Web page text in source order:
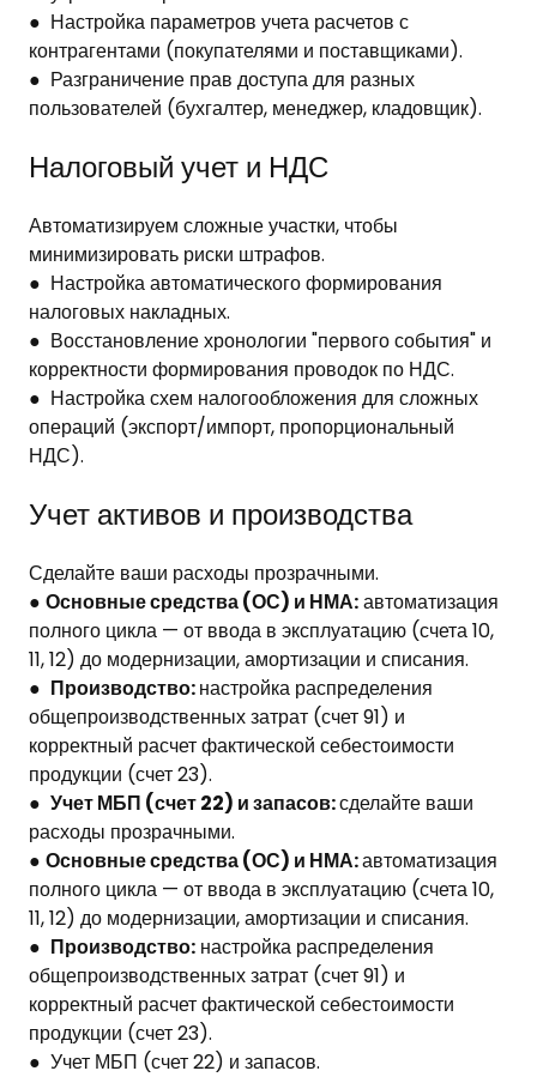
● Настройка параметров учета расчетов с
контрагентами (покупателями и поставщиками).
● Разграничение прав доступа для разных
пользователей (бухгалтер, менеджер, кладовщик).
Налоговый учет и НДС
Автоматизируем сложные участки, чтобы
минимизировать риски штрафов.
● Настройка автоматического формирования
налоговых накладных.
● Восстановление хронологии "первого события" и
корректности формирования проводок по НДС.
● Настройка схем налогообложения для сложных
операций (экспорт/импорт, пропорциональный
НДС).
Учет активов и производства
Сделайте ваши расходы прозрачными.
● Основные средства (ОС) и НМА:автоматизация
полного цикла — от ввода в эксплуатацию (счета 10,
11, 12) до модернизации, амортизации и списания.
● Производство:настройка распределения
общепроизводственных затрат (счет 91) и
корректный расчет фактической себестоимости
продукции (счет 23).
● Учет МБП (счет 22) и запасов:сделайте ваши
расходы прозрачными.
● Основные средства (ОС) и НМА:автоматизация
полного цикла — от ввода в эксплуатацию (счета 10,
11, 12) до модернизации, амортизации и списания.
● Производство: настройка распределения
общепроизводственных затрат (счет 91) и
корректный расчет фактической себестоимости
продукции (счет 23).
● Учет МБП (счет 22) и запасов.